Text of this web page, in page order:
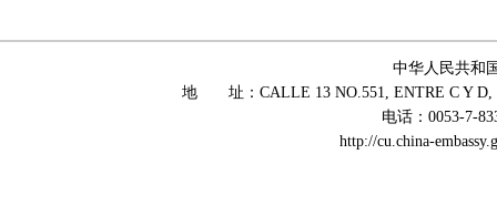
中华人民共和
地 址：CALLE 13 NO.551, ENTRE C Y D,
电话：0053-7-
http://cu.china-